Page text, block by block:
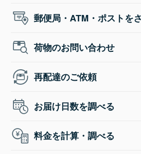
郵便局・ATM・ポストを
荷物のお問い合わせ
再配達のご依頼
お届け日数を調べる
料金を計算・調べる